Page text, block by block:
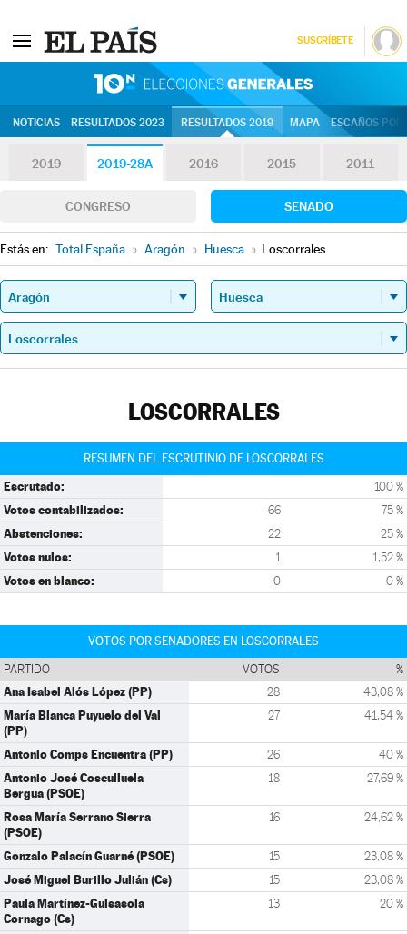
SUSCRÍBETE
NOTICIAS RESULTADOS 2023 RESULTADOS 2019 MAPA ESCAÑOS
2019 2019-28A 2016 2015 2011
CONGRESO SENADO
Estás en: Total España » Aragón » Huesca » Loscorrales
LOSCORRALES
RESUMEN DEL ESCRUTINIO DE LOSCORRALES
Escrutado: 100 %
Votos contabilizados: 66 75 %
Abstenciones: 22 25 %
Votos nulos: 1 1,52 %
Votos en blanco: 0 0 %
VOTOS POR SENADORES EN LOSCORRALES
PARTIDO VOTOS %
Ana Isabel Alós López (PP) 28 43,08 %
María Blanca Puyuelo del Val
(PP)
27 41,54 %
Antonio Comps Encuentra (PP) 26 40 %
Antonio José Cosculluela
Bergua (PSOE)
18 27,69 %
Rosa María Serrano Sierra
(PSOE)
16 24,62 %
Gonzalo Palacín Guarné (PSOE) 15 23,08 %
José Miguel Burillo Julián (Cs) 15 23,08 %
Paula Martínez-Guisasola
Cornago (Cs)
13 20 %